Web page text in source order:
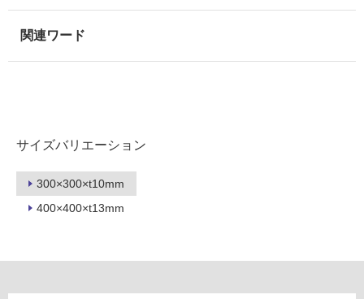
サイズバリエーション
300×300×t10mm
400×400×t13mm
室
壁
能
使
用
可
冷
以